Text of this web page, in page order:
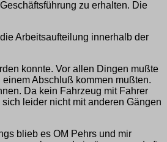
zu erhalten. Die
Arbeitsaufteilung innerhalb der
konnte. Vor allen Dingen mußte
Abschluß kommen mußten.
Da kein Fahrzeug mit Fahrer
leider nicht mit anderen Gängen
blieb es OM Pehrs und mir